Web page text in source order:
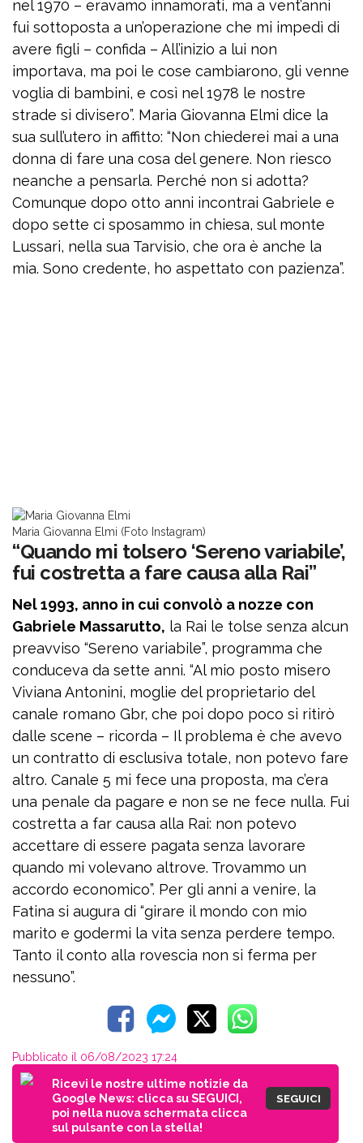
nel 1970 – eravamo innamorati, ma a vent’anni
fui sottoposta a un’operazione che mi impedì di
avere figli – confida – All’inizio a lui non
importava, ma poi le cose cambiarono, gli venne
voglia di bambini, e così nel 1978 le nostre
strade si divisero”. Maria Giovanna Elmi dice la
sua sull’utero in affitto: “Non chiederei mai a una
donna di fare una cosa del genere. Non riesco
neanche a pensarla. Perché non si adotta?
Comunque dopo otto anni incontrai Gabriele e
dopo sette ci sposammo in chiesa, sul monte
Lussari, nella sua Tarvisio, che ora è anche la
mia. Sono credente, ho aspettato con pazienza”.
Maria Giovanna Elmi (Foto Instagram)
“Quando mi tolsero ‘Sereno variabile’,
fui costretta a fare causa alla Rai”
Nel 1993, anno in cui convolò a nozze con
Gabriele Massarutto, la Rai le tolse senza alcun
preavviso “Sereno variabile”, programma che
conduceva da sette anni. “Al mio posto misero
Viviana Antonini, moglie del proprietario del
canale romano Gbr, che poi dopo poco si ritirò
dalle scene – ricorda – Il problema è che avevo
un contratto di esclusiva totale, non potevo fare
altro. Canale 5 mi fece una proposta, ma c’era
una penale da pagare e non se ne fece nulla. Fui
costretta a far causa alla Rai: non potevo
accettare di essere pagata senza lavorare
quando mi volevano altrove. Trovammo un
accordo economico”. Per gli anni a venire, la
Fatina si augura di “girare il mondo con mio
marito e godermi la vita senza perdere tempo.
Tanto il conto alla rovescia non si ferma per
nessuno”.
Pubblicato il 06/08/2023 17:24
Ricevi le nostre ultime notizie da
Google News: clicca su SEGUICI,
poi nella nuova schermata clicca
sul pulsante con la stella!
SEGUICI